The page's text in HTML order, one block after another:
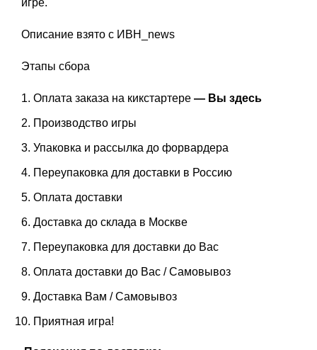
игре.
Описание взято с ИВН_news
Этапы сбора
Оплата заказа на кикстартере — Вы здесь
Производство игры
Упаковка и рассылка до форвардера
Переупаковка для доставки в Россию
Оплата доставки
Доставка до склада в Москве
Переупаковка для доставки до Вас
Оплата доставки до Вас / Самовывоз
Доставка Вам / Самовывоз
Приятная игра!